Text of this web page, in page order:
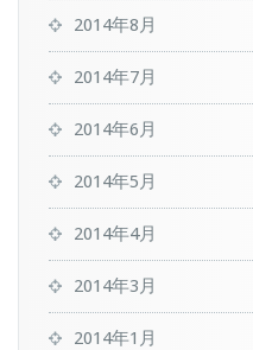
2014年8月
2014年7月
2014年6月
2014年5月
2014年4月
2014年3月
2014年1月